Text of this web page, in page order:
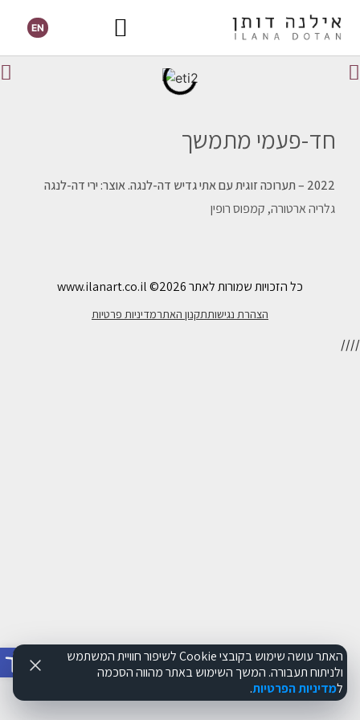
פתח
EN
חד-פעמי מתמשך
2022 – תערוכה זוגית עם אתי גדיש דה-לנגה. אוצר: ירי דה-לנגה
גלריה ארטורה, קמפוס רופין
כל הזכויות שמורות לאתר www.ilanart.co.il©2026
הצהרת נגישותתקנון האתרמדיניות פרטיות
//
//
האתר עושה שימוש בקובצי Cookie לשיפור חוויית המשתמש
ולניתוח תעבורה. המשך השימוש באתר מהווה הסכמה
למדיניות הפרטיות.